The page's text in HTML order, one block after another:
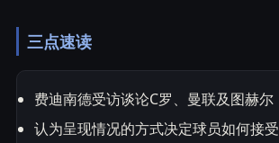
三点速读
费迪南德受访谈论C罗、曼联及图赫尔
认为呈现情况的方式决定球员如何接受